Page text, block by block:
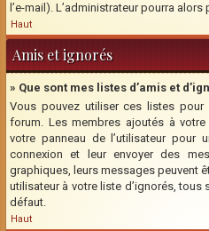
l’e-mail). L’administrateur pourra
Haut
Amis et ignorés
» Que sont mes listes d’amis et
Vous pouvez utiliser ces listes pour
forum. Les membres ajoutés à
votre panneau de l’utilisateur pour
connexion et leur envoyer des
graphiques, leurs messages peuvent
utilisateur à votre liste d’ignorés,
défaut.
Haut